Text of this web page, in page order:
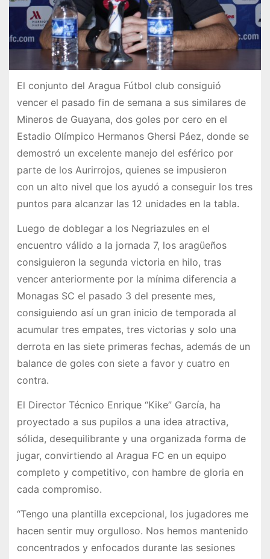
El conjunto del Aragua Fútbol club consiguió
vencer el pasado fin de semana a sus similares de
Mineros de Guayana, dos goles por cero en el
Estadio Olímpico Hermanos Ghersi Páez, donde se
demostró un excelente manejo del esférico por
parte de los Aurirrojos, quienes se impusieron
con un alto nivel que los ayudó a conseguir los tres
puntos para alcanzar las 12 unidades en la tabla.
Luego de doblegar a los Negriazules en el
encuentro válido a la jornada 7, los aragüeños
consiguieron la segunda victoria en hilo, tras
vencer anteriormente por la mínima diferencia a
Monagas SC el pasado 3 del presente mes,
consiguiendo así un gran inicio de temporada al
acumular tres empates, tres victorias y solo una
derrota en las siete primeras fechas, además de un
balance de goles con siete a favor y cuatro en
contra.
El Director Técnico Enrique “Kike” García, ha
proyectado a sus pupilos a una idea atractiva,
sólida, desequilibrante y una organizada forma de
jugar, convirtiendo al Aragua FC en un equipo
completo y competitivo, con hambre de gloria en
cada compromiso.
“Tengo una plantilla excepcional, los jugadores me
hacen sentir muy orgulloso. Nos hemos mantenido
concentrados y enfocados durante las sesiones